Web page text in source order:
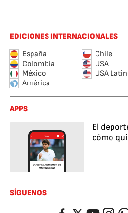
EDICIONES INTERNACIONALES
España
Chile
Colombia
USA
México
USA
América
APPS
El
cómo
SÍGUENOS
FacebookTwitterYouTube